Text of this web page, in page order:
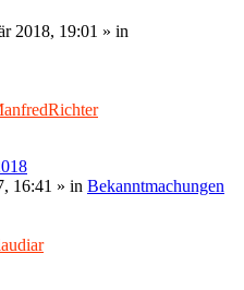
2018, 19:01 » in
16:41 » in Bekanntmachungen